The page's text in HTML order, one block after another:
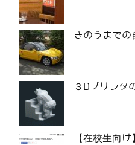
きのうまでの
３Dプリン
【在校生向